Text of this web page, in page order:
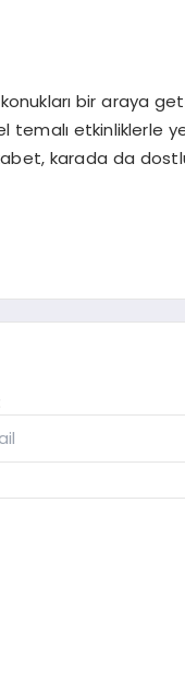
bir araya
temalı etkinliklerle
karada da